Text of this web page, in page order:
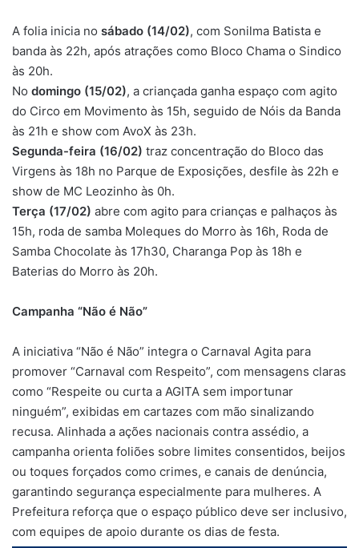
A folia inicia no sábado (14/02), com Sonilma Batista e
banda às 22h, após atrações como Bloco Chama o Sindico
às 20h.
No domingo (15/02), a criançada ganha espaço com agito
do Circo em Movimento às 15h, seguido de Nóis da Banda
às 21h e show com AvoX às 23h.
Segunda-feira (16/02) traz concentração do Bloco das
Virgens às 18h no Parque de Exposições, desfile às 22h e
show de MC Leozinho às 0h.
Terça (17/02) abre com agito para crianças e palhaços às
15h, roda de samba Moleques do Morro às 16h, Roda de
Samba Chocolate às 17h30, Charanga Pop às 18h e
Baterias do Morro às 20h.
Campanha “Não é Não”
A iniciativa “Não é Não” integra o Carnaval Agita para
promover “Carnaval com Respeito”, com mensagens claras
como “Respeite ou curta a AGITA sem importunar
ninguém”, exibidas em cartazes com mão sinalizando
recusa. Alinhada a ações nacionais contra assédio, a
campanha orienta foliões sobre limites consentidos, beijos
ou toques forçados como crimes, e canais de denúncia,
garantindo segurança especialmente para mulheres. A
Prefeitura reforça que o espaço público deve ser inclusivo,
com equipes de apoio durante os dias de festa.